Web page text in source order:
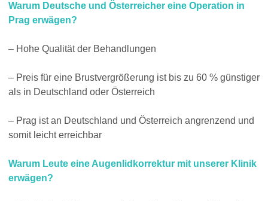
Warum Deutsche und Österreicher eine Operation in
Prag erwägen?
– Hohe Qualität der Behandlungen
– Preis für eine Brustvergrößerung ist bis zu 60 % günstiger
als in Deutschland oder Österreich
– Prag ist an Deutschland und Österreich angrenzend und
somit leicht erreichbar
Warum Leute eine Augenlidkorrektur mit unserer Klinik
erwägen?